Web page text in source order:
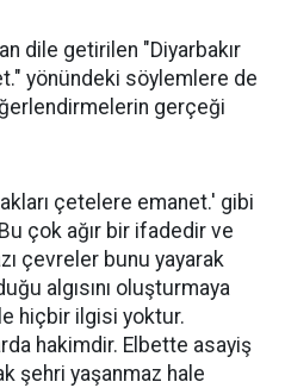
dile getirilen "Diyarbakır
yönündeki söylemlere de
gerçeği
çetelere emanet.' gibi
çok ağır bir ifadedir ve
çevreler bunu yayarak
algısını oluşturmaya
hiçbir ilgisi yoktur.
hakimdir. Elbette asayiş
şehri yaşanmaz hale